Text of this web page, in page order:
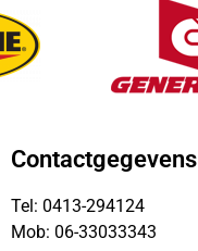
Contactgegevens
Tel: 0413-294124
Mob: 06-33033343